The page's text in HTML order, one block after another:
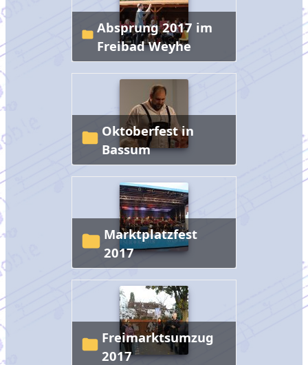
Absprung 2017 im
Freibad Weyhe
Oktoberfest in
Bassum
Marktplatzfest
2017
Freimarktsumzug
2017